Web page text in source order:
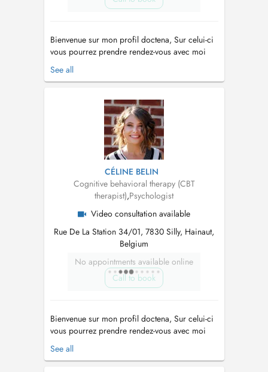
Bienvenue sur mon profil doctena, Sur celui-ci
vous pourrez prendre rendez-vous avec moi
pour une séance en cabinet, en extérieur
(walking therapy) ou en visio-conférence. Ma
chemin de votre mieux-être et avancer vers ce
qui est important pour vous dans cette...
See all
CÉLINE BELIN
Cognitive behavioral therapy (CBT
therapist),Psychologist
Video consultation available
Rue De La Station 34/01, 7830 Silly, Hainaut,
Belgium
No appointments available online
Call to book
Bienvenue sur mon profil doctena, Sur celui-ci
vous pourrez prendre rendez-vous avec moi
pour une séance en cabinet, en extérieur
(walking therapy) ou en visio-conférence. Ma
See all